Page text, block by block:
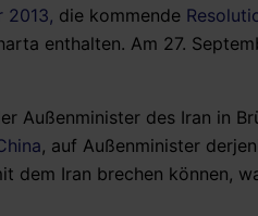
2013, die kommende
enthalten. Am 27.
Außenminister des Iran in
, auf Außenminister
Iran brechen können,